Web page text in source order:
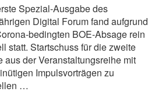
Spezial-Ausgabe des
Digital Forum fand aufgrund
bedingten BOE-Absage rein
statt. Startschuss für die zweite
aus der Veranstaltungsreihe mit
Impulsvorträgen zu
…